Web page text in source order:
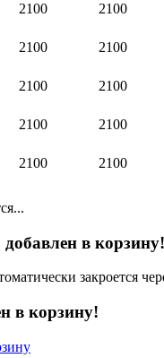
2100 2100
2100 2100
2100 2100
2100 2100
2100
2100
в корзину!
закроется
в корзину!